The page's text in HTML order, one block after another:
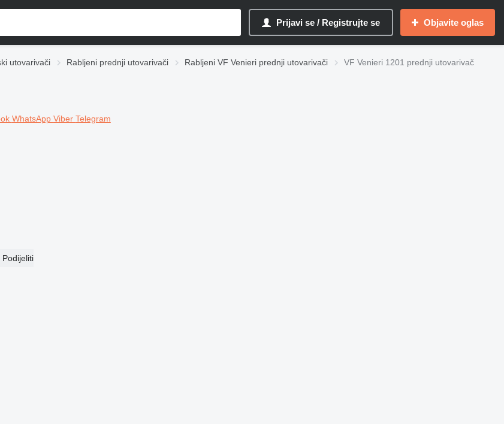
Prijavi se / Registrujte se Objavite oglas
utovarivači Rabljeni prednji utovarivači Rabljeni VF Venieri prednji utovarivači VF Venieri 1201 prednji utovarivač
WhatsApp Viber Telegram
Podijeliti